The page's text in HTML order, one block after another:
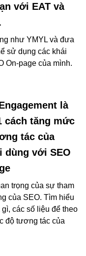
với EAT và
như YMYL và đưa
sử dụng các khái
On-page của mình.
là
cách tăng mức
tác của
dùng với SEO
trọng của sự tham
của SEO. Tìm hiểu
các số liệu để theo
độ tương tác của